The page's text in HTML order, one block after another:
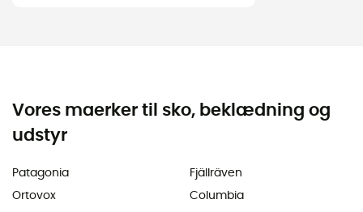
Vores maerker til sko, beklædning og
udstyr
Patagonia
Ortovox
Fjällräven
Columbia